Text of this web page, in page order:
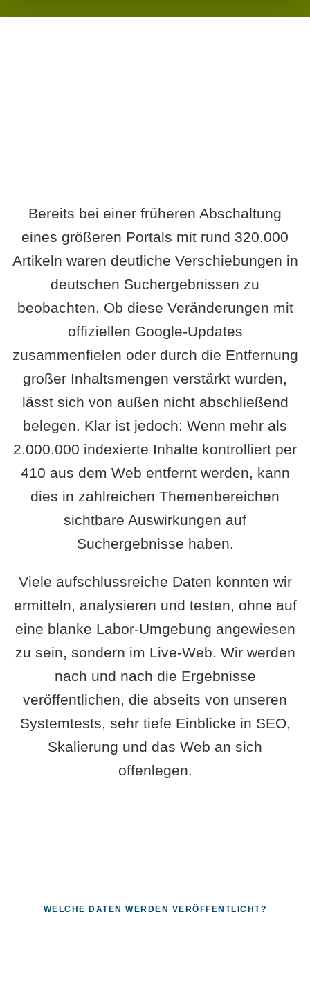
Bereits bei einer früheren Abschaltung
eines größeren Portals mit rund 320.000
Artikeln waren deutliche Verschiebungen in
deutschen Suchergebnissen zu
beobachten. Ob diese Veränderungen mit
offiziellen Google-Updates
zusammenfielen oder durch die Entfernung
großer Inhaltsmengen verstärkt wurden,
lässt sich von außen nicht abschließend
belegen. Klar ist jedoch: Wenn mehr als
2.000.000 indexierte Inhalte kontrolliert per
410 aus dem Web entfernt werden, kann
dies in zahlreichen Themenbereichen
sichtbare Auswirkungen auf
Suchergebnisse haben.
Viele aufschlussreiche Daten konnten wir
ermitteln, analysieren und testen, ohne auf
eine blanke Labor-Umgebung angewiesen
zu sein, sondern im Live-Web. Wir werden
nach und nach die Ergebnisse
veröffentlichen, die abseits von unseren
Systemtests, sehr tiefe Einblicke in SEO,
Skalierung und das Web an sich
offenlegen.
WELCHE DATEN WERDEN VERÖFFENTLICHT?